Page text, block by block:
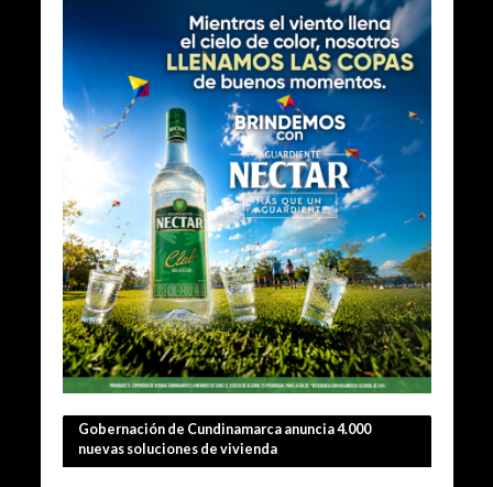
Gobernación de Cundinamarca anuncia 4.000
nuevas soluciones de vivienda